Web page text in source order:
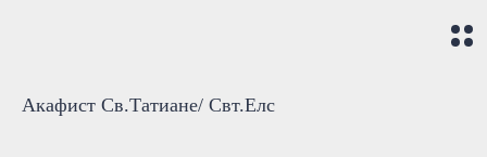
Акафист Св.Татиане/ Свт.Елс